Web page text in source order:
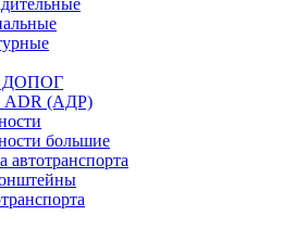
ДОПОГ
ADR (АДР)
большие
автотранспорта